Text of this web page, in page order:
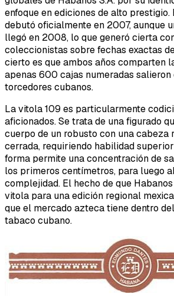
enfoque en ediciones de alto prestigio.
debutó oficialmente en 2007, aunque
llegó en 2008, lo que generó cierta
coleccionistas sobre fechas exactas
cierto es que ambos años comparten
apenas 600 cajas numeradas salieron
torcedores cubanos.
La vitola 109 es particularmente
aficionados. Se trata de una figurado
cuerpo de un robusto con una cabeza
cerrada, requiriendo habilidad
forma permite una concentración de
los primeros centímetros, para luego
complejidad. El hecho de que
vitola para una edición regional
que el mercado azteca tiene dentro
tabaco cubano.